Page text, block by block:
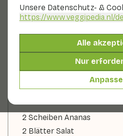
Unsere Datenschutz- &
https://www.veggipedia.nl/
Alle
Nur
Mittagessen 2 Personen
Mit saisonalen Produkten
&100 g Obst p. P.
2 Scheiben Ananas
2 Blätter Salat